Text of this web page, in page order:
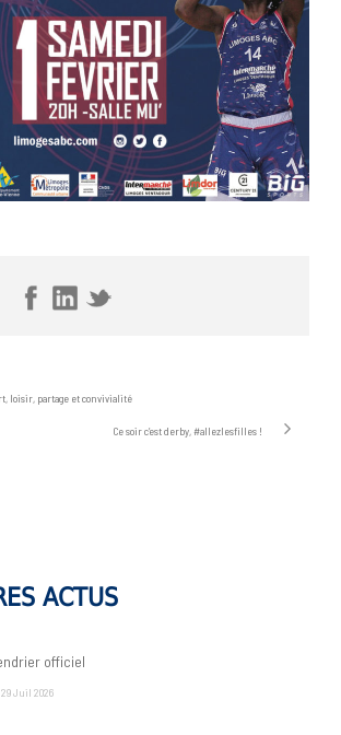
loisir, partage et convivialité
Ce soir c’est derby, #allezlesfilles !
ACTUS
officiel
29 Juil 2026